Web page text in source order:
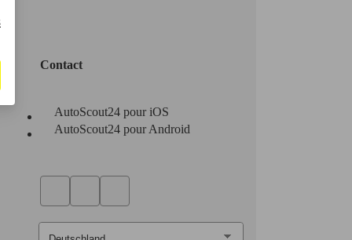
Contact
AutoScout24 pour iOS
AutoScout24 pour Android